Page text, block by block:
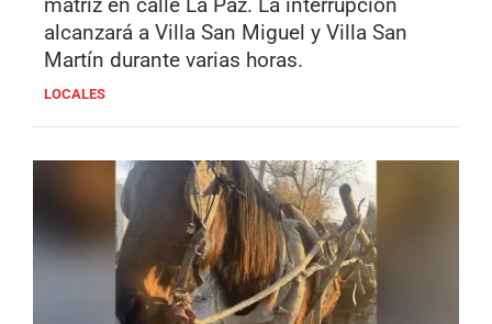
alcanzará a Villa San Miguel y Villa San
Martín durante varias horas.
LOCALES